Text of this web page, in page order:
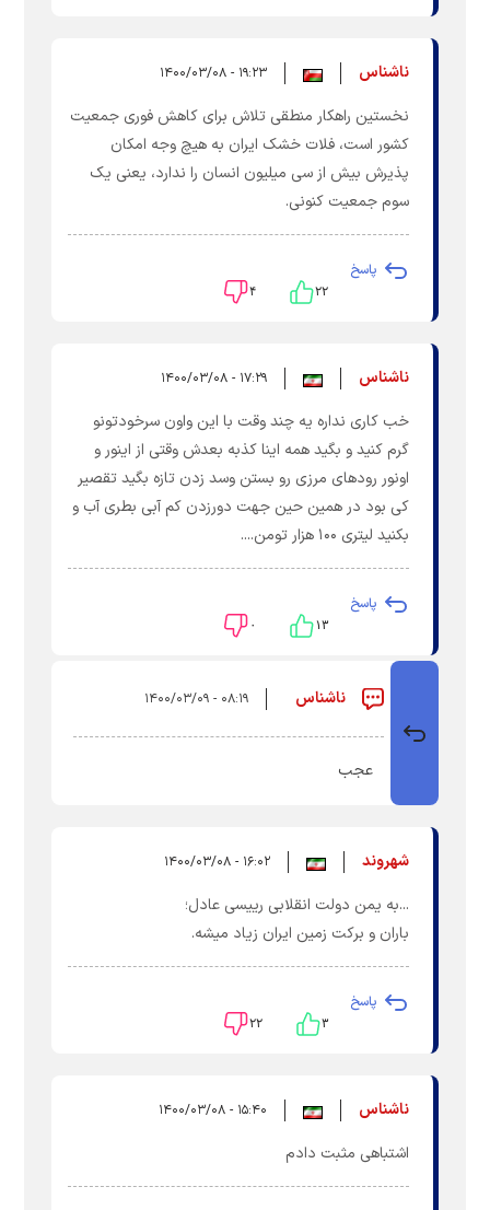
ناشناس ۱۹:۲۳ - ۱۴۰۰/۰۳/۰۸
نخستین راهکار منطقی تلاش برای کاهش فوری جمعیت
کشور است، فلات خشک ایران به هیچ وجه امکان
پذیرش بیش از سی میلیون انسان را ندارد، یعنی یک
سوم جمعیت کنونی.
پاسخ
۲۲ ۴
ناشناس ۱۷:۲۹ - ۱۴۰۰/۰۳/۰۸
خب کاری نداره یه چند وقت با این واون سرخودتونو
گرم کنید و بگید همه اینا کذبه بعدش وقتی از اینور و
اونور رودهای مرزی رو بستن وسد زدن تازه بگید تقصیر
کی بود در همین حین جهت دورزدن کم آبی بطری آب و
بکنید لیتری ۱۰۰ هزار تومن....
پاسخ
۱۳ ۰
ناشناس ۰۸:۱۹ - ۱۴۰۰/۰۳/۰۹
عجب
شهروند ۱۶:۰۲ - ۱۴۰۰/۰۳/۰۸
...به یمن دولت انقلابی رییسی عادل؛
باران و برکت زمین ایران زیاد میشه.
پاسخ
۳ ۲۲
ناشناس ۱۵:۴۰ - ۱۴۰۰/۰۳/۰۸
اشتباهی مثبت دادم